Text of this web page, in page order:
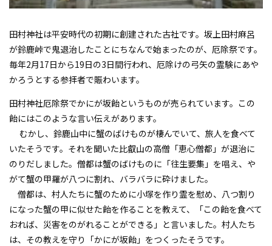
田村神社は平安時代の初期に創建された古社です。坂上田村麻呂
が鈴鹿峠で鬼退治したことにちなんで始まったのが、厄除祭です。
毎年2月17日から19日の3日間行われ、厄除けの弓矢の霊験にあや
かろうとする参拝者で賑わいます。
田村神社厄除祭でかにが坂飴というものが売られています。この
飴にはこのような言い伝えがあります。
むかし、鈴鹿山中に蟹のばけものが棲んでいて、旅人を食べて
いたそうです。それを聞いた比叡山の高僧「恵心僧都」が退治に
のりだしました。僧都は蟹のばけものに「往生要集」を唱え、や
がて蟹の甲羅が八つに割れ、バラバラに砕けました。
僧都は、村人たちに蟹のために小塚を作り霊を慰め、八つ割り
になった蟹の甲に似せた飴を作ることを教えて、「この飴を食べて
おれば、災害をのがれることができる」と言いました。村人たち
は、その教えを守り「かにが坂飴」をつくったそうです。